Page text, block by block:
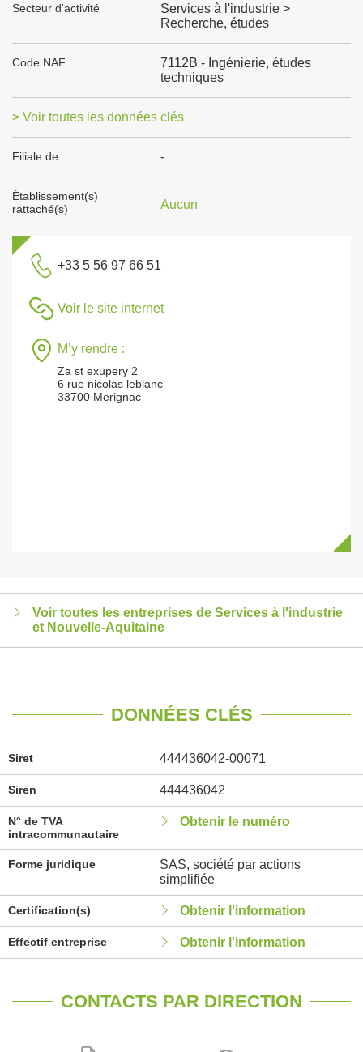
Secteur d'activité
Services à l'industrie >
Recherche, études
Code NAF
7112B - Ingénierie, études
techniques
> Voir toutes les données clés
Filiale de -
Établissement(s)
rattaché(s)
Aucun
+33 5 56 97 66 51
Voir le site internet
M’y rendre :
Za st exupery 2
6 rue nicolas leblanc
33700 Merignac
Voir toutes les entreprises de Services à l'industrie
et Nouvelle-Aquitaine
DONNÉES CLÉS
Siret 444436042-00071
Siren 444436042
N° de TVA
intracommunautaire
Obtenir le numéro
Forme juridique
SAS, société par actions
simplifiée
Certification(s) Obtenir l'information
Effectif entreprise Obtenir l'information
CONTACTS PAR DIRECTION